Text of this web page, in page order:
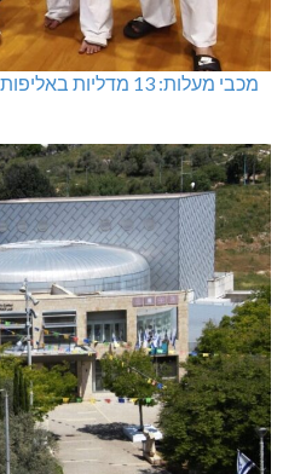
מתחברים: הגליל המערבי והעליון